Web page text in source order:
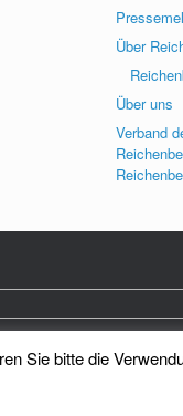
Über
Über uns
Verband
Sie bitte die